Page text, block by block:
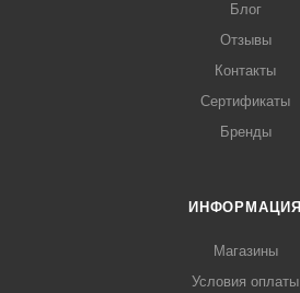
Блог
Отзывы
Контакты
Сертификаты
Бренды
ИНФОРМАЦИЯ
Магазины
Условия оплаты